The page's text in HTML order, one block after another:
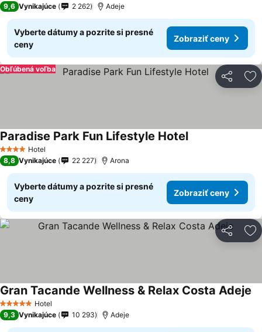
9,6 Vynikajúce 2 262 Adeje
Vyberte dátumy a pozrite si presné
ceny
Zobraziť ceny
Zdieľať
Obľúbená voľba
4 Počet hviezdičiek
Hotel
Paradise Park Fun Lifestyle Hotel
8,8 Vynikajúce 22 227 Arona
Vyberte dátumy a pozrite si presné
ceny
Zobraziť ceny
Zdieľať
5 Počet hviezdičiek
Hotel
Gran Tacande Wellness & Relax Costa Adeje
9,3 Vynikajúce 10 293 Adeje